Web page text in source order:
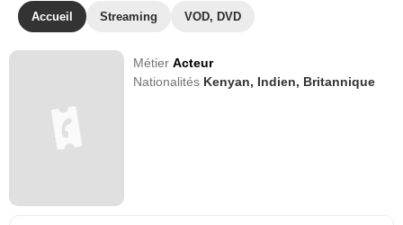
Accueil Streaming VOD, DVD
MétierActeur
Nationalités Kenyan, Indien, Britannique